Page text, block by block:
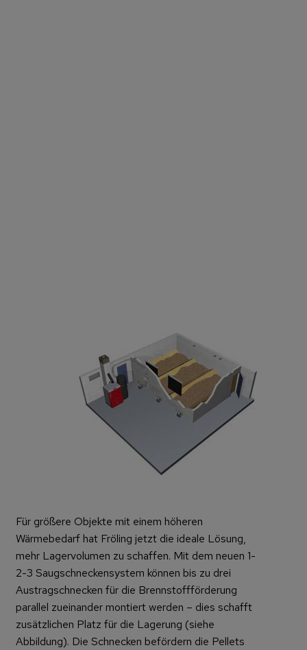
Für größere Objekte mit einem höheren
Wärmebedarf hat Fröling jetzt die ideale Lösung,
mehr Lagervolumen zu schaffen. Mit dem neuen 1-
2-3 Saugschneckensystem können bis zu drei
Austragschnecken für die Brennstoffförderung
parallel zueinander montiert werden – dies schafft
zusätzlichen Platz für die Lagerung (siehe
Abbildung). Die Schnecken befördern die Pellets